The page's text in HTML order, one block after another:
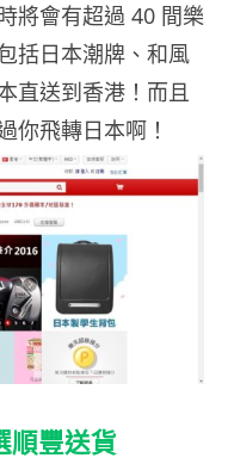
將會有超過 40 間樂
括日本潮牌、和風
直送到香港！而且
你飛轉日本啊！
順豐送貨